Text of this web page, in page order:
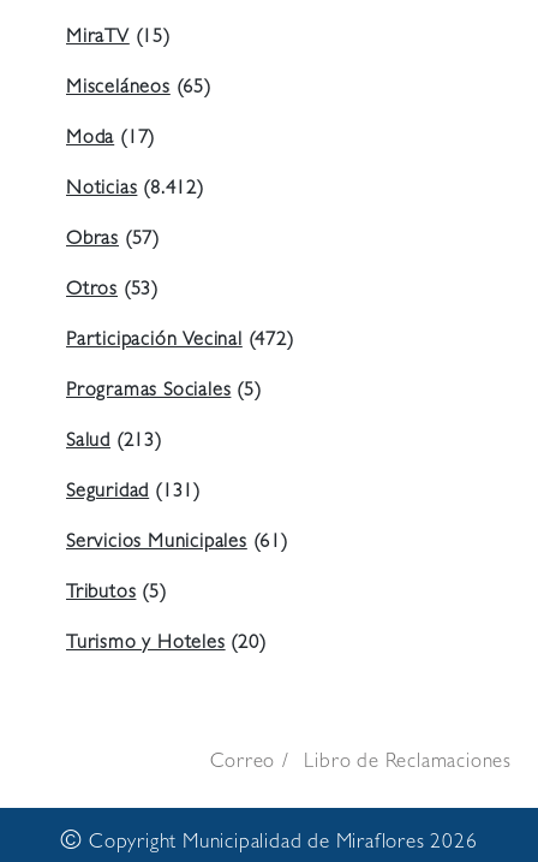
MiraTV (15)
Misceláneos (65)
Moda (17)
Noticias (8.412)
Obras (57)
Otros (53)
Participación Vecinal (472)
Programas Sociales (5)
Salud (213)
Seguridad (131)
Servicios Municipales (61)
Tributos (5)
Turismo y Hoteles (20)
Correo Libro de Reclamaciones
© Copyright Municipalidad de Miraflores 2026